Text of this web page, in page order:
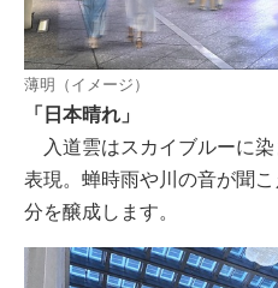
薄明（イメージ）
「日本晴れ」
入道雲はスカイブルーに
表現。蝉時雨や川の音が聞
分を醸成します。